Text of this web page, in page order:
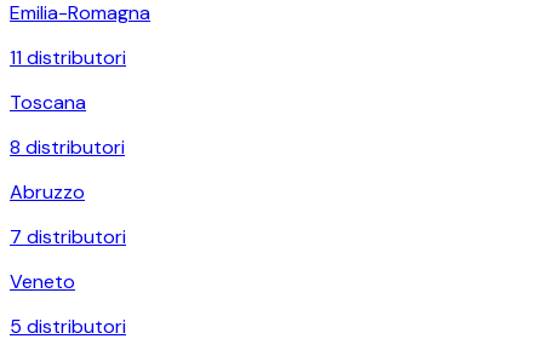
Emilia-Romagna
11distributori
Toscana
8 distributori
Abruzzo
7 distributori
Veneto
5 distributori